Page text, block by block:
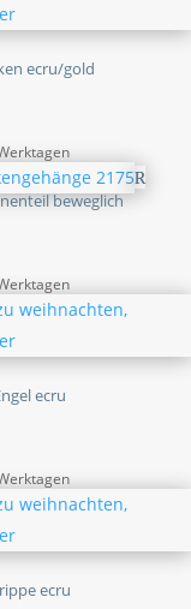
ecru/gold
beweglich
ecru
ecru